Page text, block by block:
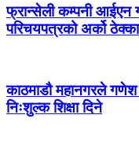
फ्रान्सेली कम्पनी आईएन
परिचयपत्रको अर्को ठेक्का
काठमाडौ महानगरले गणेश
निःशुल्क शिक्षा दिने